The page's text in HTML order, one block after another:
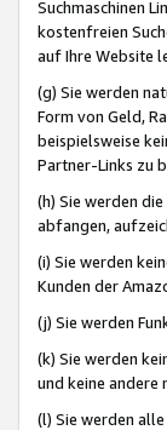
Suchmaschinen
kostenfreien
auf Ihre Website
(g) Sie werden
Form von Geld,
beispielsweise
Partner-Links zu
(h) Sie werden
abfangen,
(i) Sie werden
Kunden der
(j) Sie werden
(k) Sie werden
und keine andere
(l) Sie werden